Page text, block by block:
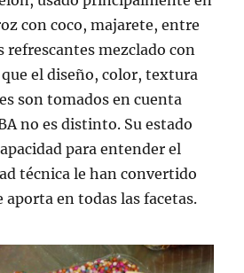
con coco, majarete, entre
refrescantes mezclado con
el diseño, color, textura
son tomados en cuenta
no es distinto. Su estado
para entender el
técnica le han convertido
aporta en todas las facetas.